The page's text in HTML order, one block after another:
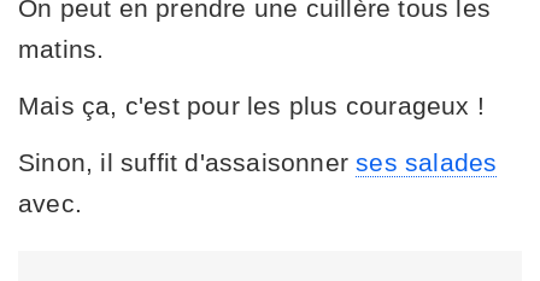
On peut en prendre une cuillère tous les
matins.
Mais ça, c'est pour les plus courageux !
Sinon, il suffit d'assaisonnerses salades
avec.